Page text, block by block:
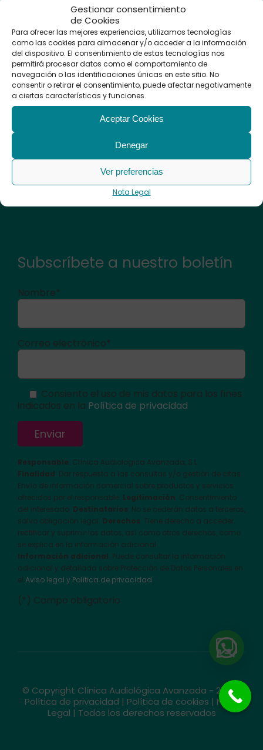
Gestionar consentimiento
de Cookies
Para ofrecer las mejores experiencias, utilizamos tecnologías
como las cookies para almacenar y/o acceder a la información
del dispositivo. El consentimiento de estas tecnologías nos
permitirá procesar datos como el comportamiento de
navegación o las identificaciones únicas en este sitio. No
consentir o retirar el consentimiento, puede afectar negativamente
a ciertas características y funciones.
Aceptar Cookies
Denegar
Ver preferencias
Nota Legal
Pozuelo de
Alarcón– Madrid
Llámanos: (+34)912
Clínica
Audiológica
Avanzada
Audífonos
Tapones a
Auditivos
Logopedia
Mantenimiento y
limpieza de
Subscríbete a nuestro boletín
Nombre*
Correo electrónico*
Consiento el uso de mis datos para los fines
indicados en la Política de privacidad
Responsable : Clínica Audiologica Avanzada, S.L.
Finalidad : Dar respuesta a las consultas y/o gestión de citas.
Envío de información comercial sobre productos y servicios
ofrecidos por el responsable. Legitimación : Consentimiento
del interesado. Destinatarios : No se cederán datos a terceros,
salvo obligación legal. Derechos : Tiene derecho a acceder,
rectificar y suprimir los datos, así como otros derechos, como
se explica en la información adicional
Información adicional : Puede consultar la información
adicional y detallada sobre Protección de Datos Personales en
el Aviso legal y Política de privacidad
(*) Campo obligatorio
© Copyright Clínica Audiológica Avanzada - 2026 |
Política de privacidad | Política de cookies | Nota
Legal | Todos los derechos reservados